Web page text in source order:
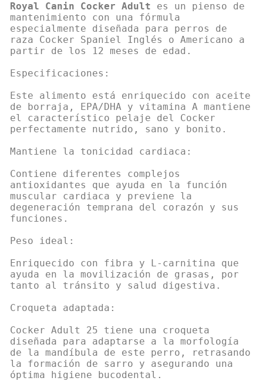
Royal Canin Cocker Adult es un pienso de
mantenimiento con una fórmula
especialmente diseñada para perros de
raza Cocker Spaniel Inglés o Americano a
partir de los 12 meses de edad.
Especificaciones:
Este alimento está enriquecido con aceite
de borraja, EPA/DHA y vitamina A mantiene
el característico pelaje del Cocker
perfectamente nutrido, sano y bonito.
Mantiene la tonicidad cardiaca:
Contiene diferentes complejos
antioxidantes que ayuda en la función
muscular cardiaca y previene la
degeneración temprana del corazón y sus
funciones.
Peso ideal:
Enriquecido con fibra y L-carnitina que
ayuda en la movilización de grasas, por
tanto al tránsito y salud digestiva.
Croqueta adaptada:
Cocker Adult 25 tiene una croqueta
diseñada para adaptarse a la morfología
de la mandíbula de este perro, retrasando
la formación de sarro y asegurando una
óptima higiene bucodental.